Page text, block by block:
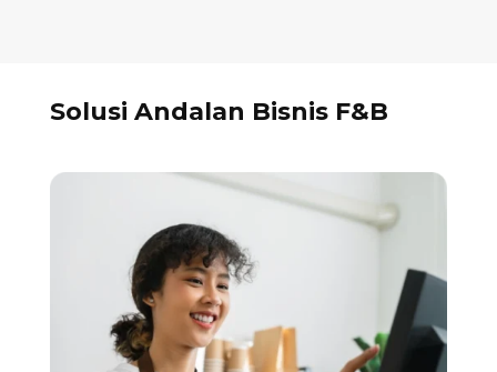
Solusi Andalan Bisnis F&B